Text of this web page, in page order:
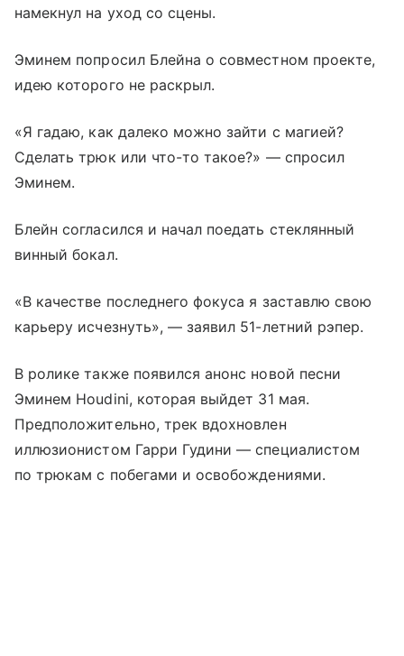
намекнул на уход со сцены.
Эминем попросил Блейна о совместном проекте,
идею которого не раскрыл.
«Я гадаю, как далеко можно зайти с магией?
Сделать трюк или что-то такое?» — спросил
Эминем.
Блейн согласился и начал поедать стеклянный
винный бокал.
«В качестве последнего фокуса я заставлю свою
карьеру исчезнуть», — заявил 51-летний рэпер.
В ролике также появился анонс новой песни
Эминем Houdini, которая выйдет 31 мая.
Предположительно, трек вдохновлен
иллюзионистом Гарри Гудини — специалистом
по трюкам с побегами и освобождениями.